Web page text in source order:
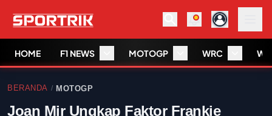
HOME F1 NEWS MOTOGP WRC
BERANDA / MOTOGP
Joan Mir Ungkap Faktor Frankie